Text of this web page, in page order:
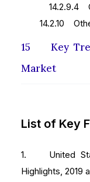
14.2.9.4
14.2.10
15 Key
Market
List of Key
1. United
Highlights, 2019